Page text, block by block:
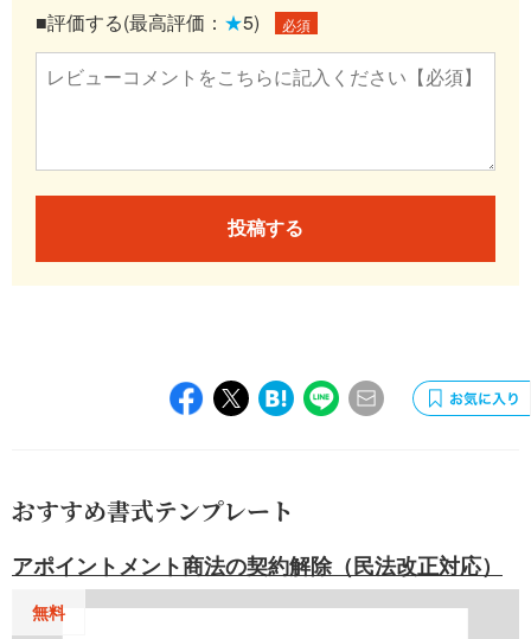
■評価する(最高評価： ★5) 必須
投稿する
おすすめ書式テンプレート
アポイントメント商法の契約解除（民法改正対応）
無料